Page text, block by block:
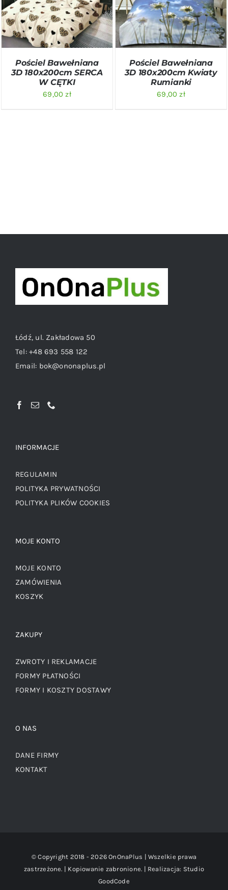
DODAJ DO KOSZYKA
/
SZCZEGÓŁY
Pościel Bawełniana
3D 180x200cm SERCA
W CĘTKI
69,00zł
DODAJ DO KOSZYKA
/
SZCZEGÓŁY
Pościel Bawełniana
3D 180x200cm Kwiaty
Rumianki
69,00zł
Łódź, ul. Zakładowa 50
Tel:+48 693 558 122
Email: bok@ononaplus.pl
INFORMACJE
REGULAMIN
POLITYKA PRYWATNOŚCI
POLITYKA PLIKÓW COOKIES
MOJE KONTO
MOJE KONTO
ZAMÓWIENIA
KOSZYK
ZAKUPY
ZWROTY I REKLAMACJE
FORMY PŁATNOŚCI
FORMY I KOSZTY DOSTAWY
O NAS
DANE FIRMY
KONTAKT
© Copyright 2018 - 2026 OnOnaPlus | Wszelkie prawa
zastrzeżone. | Kopiowanie zabronione. | Realizacja: Studio
GoodCode